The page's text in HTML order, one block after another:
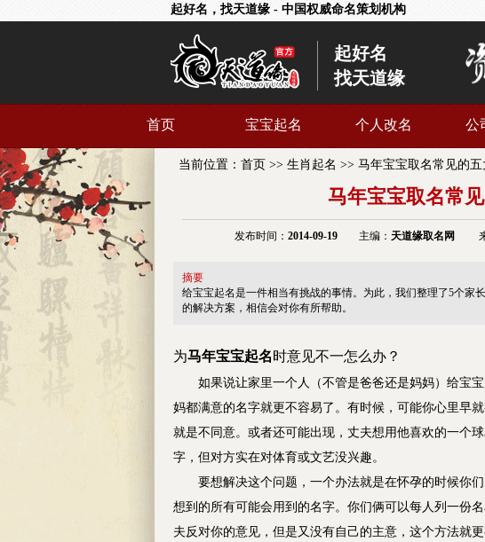
起好名，找天道缘 - 中国权威命名策划机构
起好名
找天道缘
首页 宝宝起名 个人改名 公
当前位置： 首页 >> 生肖起名 >> 马年宝宝取名常见的五
马年宝宝取名常
发布时间： 2014-09-19主编： 天道缘取名网 来
摘要
给宝宝起名是一件相当有挑战的事情。为此，我们整理了5个家
的解决方案，相信会对你有所帮助。
为马年宝宝起名时意见不一怎么办？
如果说让家里一个人（不管是爸爸还是妈妈）给宝宝
妈都满意的名字就更不容易了。有时候，可能你心里早
就是不同意。或者还可能出现，丈夫想用他喜欢的一个
字，但对方实在对体育或文艺没兴趣。
要想解决这个问题，一个办法就是在怀孕的时候你们
想到的所有可能会用到的名字。你们俩可以每人列一份
夫反对你的意见，但是又没有自己的主意，这个方法就